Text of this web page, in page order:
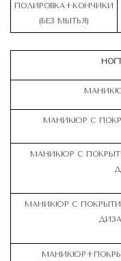
ПОЛИРОВКА+КОНЧИКИ
(БЕЗ МЫТЬЯ)
МАНИКЮР С
МАНИКЮР С
МАНИКЮР С